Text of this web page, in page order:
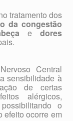
tratamento dos
da congestão
edores
Central
sensibilidade à
de certas
alérgicos,
o
efeito ocorre em